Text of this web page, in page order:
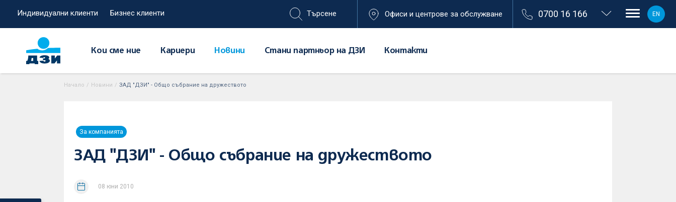
Индивидуални клиенти Бизнес клиенти Офиси и центрове за обслужване 0700 16 166 EN
Кои сме ние Кариери Новини Стани партньор на ДЗИ Контакти
Начало / Новини / ЗАД "ДЗИ" - Общо събрание на дружеството
За компанията
ЗАД "ДЗИ" - Общо събрание на дружеството
08 юни 2010